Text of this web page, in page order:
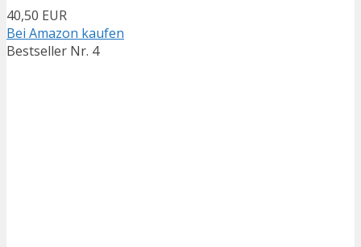
40,50 EUR
Bei Amazon kaufen
Bestseller Nr. 4